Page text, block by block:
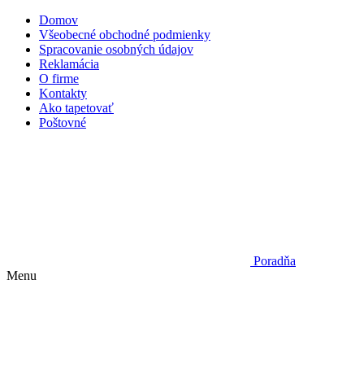
Domov
Všeobecné obchodné podmienky
Spracovanie osobných údajov
Reklamácia
O firme
Kontakty
Ako tapetovať
Poštovné
Poradňa
Menu